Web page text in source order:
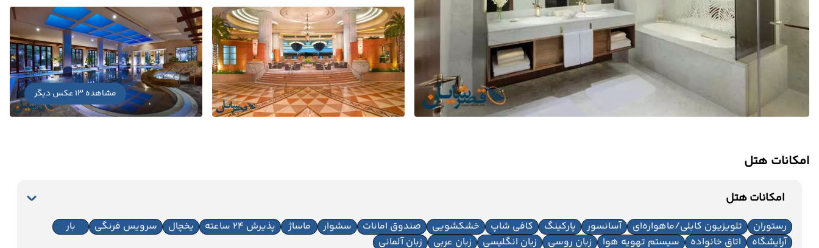
مشاهده 13 عکس دیگر
امکانات هتل
امکانات هتل
رستوران تلویزیون کابلی/ماهواره‌ای آسانسور پارکینگ کافی شاپ خشکشویی صندوق امانات سشوار ماساژ پذیرش 24 ساعته یخچال سرویس فرنگی
بار
آرایشگاه
اتاق خانواده سیستم تهویه هوا زبان روسی زبان انگلیسی زبان عربی زبان آلمانی